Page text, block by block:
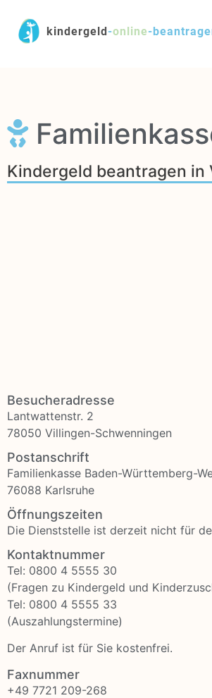
kindergeld-online-
Kindergeld beantragen
Besucheradresse
Lantwattenstr. 2
78050 Villingen-Schwenningen
Postanschrift
Familienkasse Baden-Württemberg-
76088 Karlsruhe
Öffnungszeiten
Die Dienststelle ist derzeit nicht für
Kontaktnummer
Tel: 0800 4 5555 30
(Fragen zu Kindergeld und
Tel: 0800 4 5555 33
(Auszahlungstermine)
Der Anruf ist für Sie kostenfrei.
Faxnummer
+49 7721 209-268